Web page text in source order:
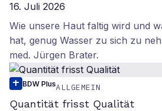
16. Juli 2026
Wie unsere Haut faltig wird und
hat, genug Wasser zu sich zu
med. Jürgen Brater.
BDW PlusALLGEMEIN
Quantität frisst Qualität